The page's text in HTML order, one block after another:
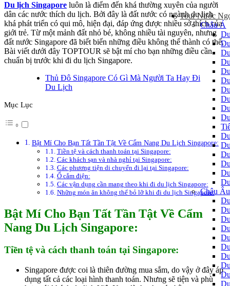
Tour Nước
Châu Á
Châu Âu
Du lịch Singapore luôn là điểm đến khá thường xuyên của người
dân các nước thích du lịch. Bởi đây là đất nước có ngành du lịch
khá phát triển có qui mô, hiện đại, đáp ứng được nhiều sở thích của
giới trẻ. Từ một mảnh đất nhỏ bé, không nhiều tài nguyên, nhưng
đất nước Singapore đã biết biến những điều không thể thành có thể.
Bài viết dưới đây TOPTOUR sẽ bật mí cho bạn những điều cần
chuẩn bị trước khi đi du lịch Singapore.
Thủ Đô Singapore Có Gì Mà Người Ta Hay Đi
Du Lịch
Mục Lục
Bật Mí Cho Bạn Tất Tần Tật Về Cẩm Nang Du Lịch Singapore:
Tiền tệ và cách thanh toán tại Singapore:
Các khách sạn và nhà nghỉ tại Singapore:
Các phương tiện di chuyển đi lại tại Singapore:
Ổ cắm điện:
Các vận dụng cần mang theo khi đi du lịch Singapore:
Những món ăn không thể bỏ lỡ khi đi du lịch Singapore:
Bật Mí Cho Bạn Tất Tần Tật Về Cẩm
Nang Du Lịch Singapore:
Tiền tệ và cách thanh toán tại Singapore:
Singapore được coi là thiên đường mua sắm, do vậy ở đây áp
dụng tất cả các loại hình thanh toán. Nhưng sẽ tiện và phù